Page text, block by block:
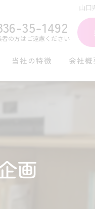
山口
35-1492
の方はご遠慮ください
当社の特徴
30代
再婚
会社概
画